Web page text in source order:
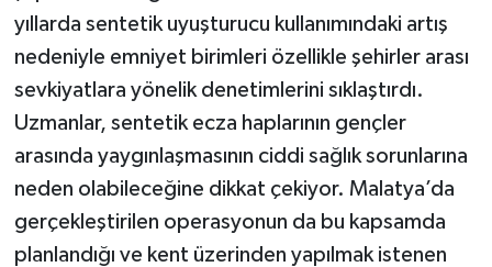
yıllarda sentetik uyuşturucu kullanımındaki artış
nedeniyle emniyet birimleri özellikle şehirler arası
sevkiyatlara yönelik denetimlerini sıklaştırdı.
Uzmanlar, sentetik ecza haplarının gençler
arasında yaygınlaşmasının ciddi sağlık sorunlarına
neden olabileceğine dikkat çekiyor. Malatya’da
gerçekleştirilen operasyonun da bu kapsamda
planlandığı ve kent üzerinden yapılmak istenen